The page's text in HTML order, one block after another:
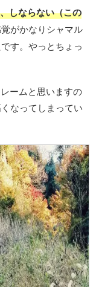
しならない（この
がかなりシャマル
す。やっとちょっ
ームと思いますの
なってしまってい